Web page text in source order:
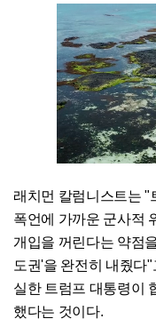
래치먼 칼럼니스트는 "
폭언에 가까운 군사적
개입을 꺼린다는 약점
도권'을 완전히 내줬다
실한 트럼프 대통령이
했다는 것이다.